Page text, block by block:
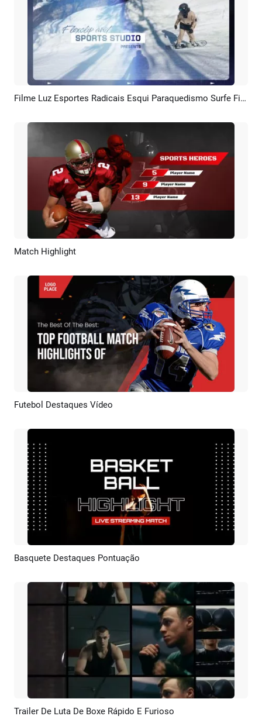
Pré-visualizar Personalizar Filme Luz Esportes Radicais Esqui Paraquedismo Surfe Filme Trailer Apresentação De Slides
Match Highlight
Pré-visualizar
Futebol Destaques Vídeo
Pré-visualizar
Basquete Destaques Pontuação
Pré-visualizar Criar IA
Trailer De Luta De Boxe Rápido E Furioso